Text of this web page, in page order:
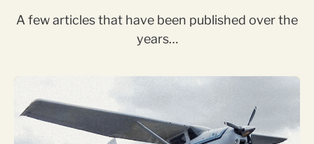
A few articles that have been published over the
years…